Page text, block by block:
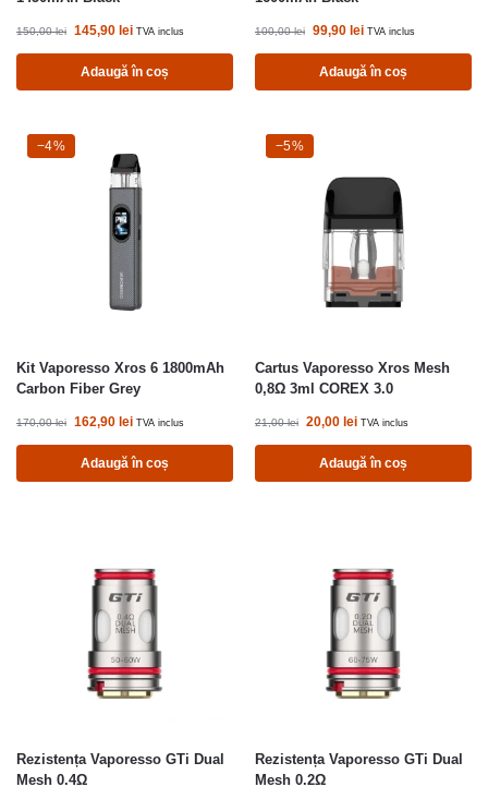
150,00lei 145,90 lei TVA inclus
Adaugă în coș
100,00lei 99,90 lei TVA inclus
Adaugă în coș
-4%
−4%
Kit Vaporesso Xros 6 1800mAh
Carbon Fiber Grey
170,00lei 162,90 lei TVA inclus
Adaugă în coș
-5%
−5%
Cartus Vaporesso Xros Mesh
0,8Ω 3ml COREX 3.0
21,00lei 20,00 lei TVA inclus
Adaugă în coș
Rezistența Vaporesso GTi Dual
Mesh 0.4Ω
Rezistența Vaporesso GTi Dual
Mesh 0.2Ω